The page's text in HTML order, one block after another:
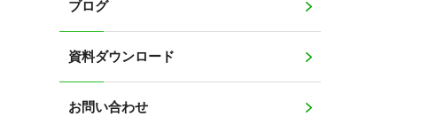
ブログ
資料ダウンロード
お問い合わせ